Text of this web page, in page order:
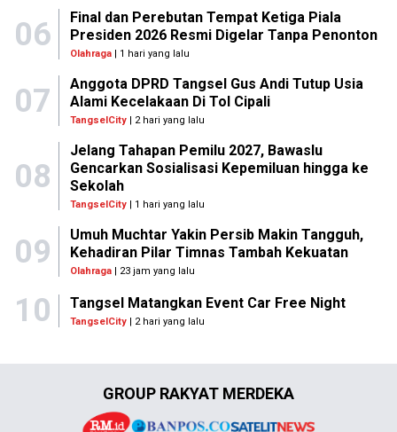
06
Final dan Perebutan Tempat Ketiga Piala
Presiden 2026 Resmi Digelar Tanpa Penonton
Olahraga| 1 hari yang lalu
07
Anggota DPRD Tangsel Gus Andi Tutup Usia
Alami Kecelakaan Di Tol Cipali
TangselCity| 2 hari yang lalu
08
Jelang Tahapan Pemilu 2027, Bawaslu
Gencarkan Sosialisasi Kepemiluan hingga ke
Sekolah
TangselCity| 1 hari yang lalu
09
Umuh Muchtar Yakin Persib Makin Tangguh,
Kehadiran Pilar Timnas Tambah Kekuatan
Olahraga| 23 jam yang lalu
10 Tangsel Matangkan Event Car Free Night
TangselCity | 2 hari yang lalu
GROUP RAKYAT MERDEKA